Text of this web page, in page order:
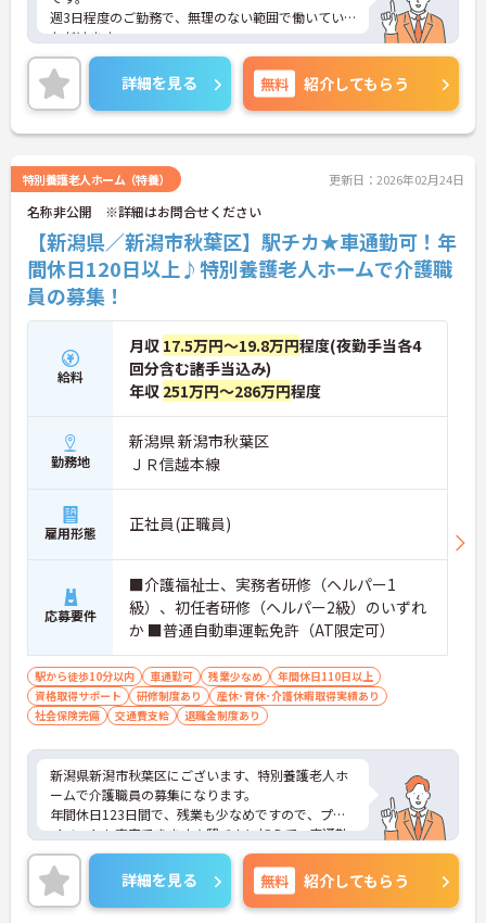
週3日程度のご勤務で、無理のない範囲で働いてい
ただけます。
ご興味のある方には、面接対策ポイントなど、さら
に詳細をお話しいたしますのでお気軽にご相談くだ
さい！
詳細を見る 無料 紹介してもらう
特別養護老人ホーム（特養） 更新日：2026年02月24日
名称非公開 ※詳細はお問合せください
【新潟県／新潟市秋葉区】駅チカ★車通勤可！年
間休日120日以上♪特別養護老人ホームで介護職
員の募集！
給料
月収 17.5万円～19.8万円程度(夜勤手当各4
回分含む諸手当込み)
年収 251万円～286万円程度
勤務地
新潟県 新潟市秋葉区
ＪＲ信越本線
雇用形態 正社員(正職員)
応募要件
■介護福祉士、実務者研修（ヘルパー1
級）、初任者研修（ヘルパー2級）のいずれ
か ■普通自動車運転免許（AT限定可）
駅から徒歩10分以内 車通勤可 残業少なめ
年間休日110日以上
資格取得サポート
研修制度あり
産休･育休･介護休暇取得実績あり
社会保険完備
交通費支給 退職金制度あり
新潟県新潟市秋葉区にございます、特別養護老人ホ
ームで介護職員の募集になります。
年間休日123日間で、残業も少なめですので、プラ
イベートも充実できます★駅チカに加えて、車通勤
も可能なので、通勤しやすい立地になります。マイ
カー通勤もOKですよ♪
ご興味ある方には、面接のポイントなど、さらに詳
細をお話致しますのでお気軽にご相談ください。
詳細を見る 無料 紹介してもらう